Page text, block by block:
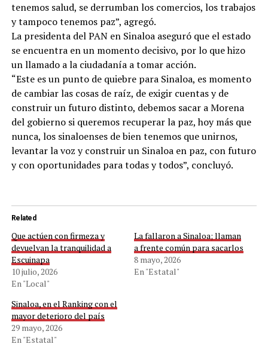
tenemos salud, se derrumban los comercios, los trabajos
y tampoco tenemos paz”, agregó.
La presidenta del PAN en Sinaloa aseguró que el estado
se encuentra en un momento decisivo, por lo que hizo
un llamado a la ciudadanía a tomar acción.
“Este es un punto de quiebre para Sinaloa, es momento
de cambiar las cosas de raíz, de exigir cuentas y de
construir un futuro distinto, debemos sacar a Morena
del gobierno si queremos recuperar la paz, hoy más que
nunca, los sinaloenses de bien tenemos que unirnos,
levantar la voz y construir un Sinaloa en paz, con futuro
y con oportunidades para todas y todos”, concluyó.
Related
Que actúen con firmeza y
devuelvan la tranquilidad a
Escuinapa
10 julio, 2026
En "Local"
La fallaron a Sinaloa; llaman
a frente común para sacarlos
8 mayo, 2026
En "Estatal"
Sinaloa, en el Ranking con el
mayor deterioro del país
29 mayo, 2026
En "Estatal"